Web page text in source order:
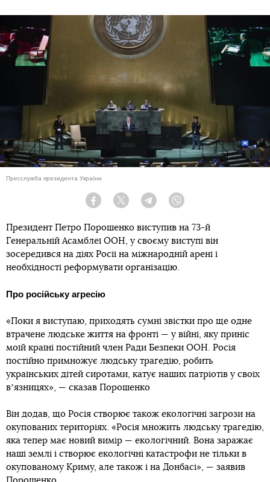
Пресслужба президента України
Facebook Twitter Telegram
Президент Петро Порошенко виступив на 73-й
Генеральній Асамблеї ООН, у своєму виступі він
зосередився на діях Росії на міжнародній арені і
необхідності реформувати організацію.
Про російську агресію
«Поки я виступаю, приходять сумні звістки про ще одне
втрачене людське життя на фронті — у війні, яку приніс
моїй країні постійний член Ради Безпеки ООН. Росія
постійно примножує людську трагедію, робить
українських дітей сиротами, катує наших патріотів у своїх
вʼязницях», — сказав Порошенко
Він додав, що Росія створює також екологічні загрози на
окупованих територіях. «Росія множить людську трагедію,
яка тепер має новий вимір — екологічний. Вона заражає
наші землі і створює екологічні катастрофи не тільки в
окупованому Криму, але також і на Донбасі», — заявив